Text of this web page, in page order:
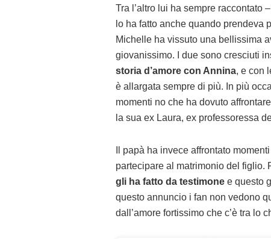
Tra l’altro lui ha sempre raccontato
lo ha fatto anche quando prendeva
Michelle ha vissuto una bellissima
giovanissimo. I due sono cresciuti
storia d’amore con Annina, e con
è allargata sempre di più. In più
momenti no che ha dovuto
la sua ex Laura, ex professoressa
Il papà ha invece affrontato
partecipare al matrimonio del figlio.
gli ha fatto da testimone e questo
questo annuncio i fan non vedono
dall’amore fortissimo che c’è tra lo